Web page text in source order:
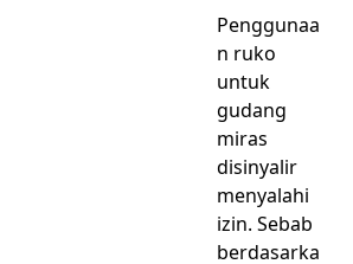
Penggunaa
n ruko
untuk
gudang
miras
disinyalir
menyalahi
izin. Sebab
berdasarka